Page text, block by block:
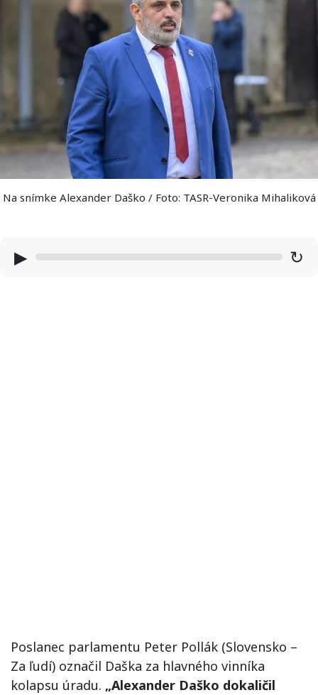
Na snímke Alexander Daško / Foto: TASR-Veronika Mihaliková
▶ ↻
Poslanec parlamentu Peter Pollák (Slovensko –
Za ľudí) označil Daška za hlavného vinníka
kolapsu úradu. „Alexander Daško dokaličil